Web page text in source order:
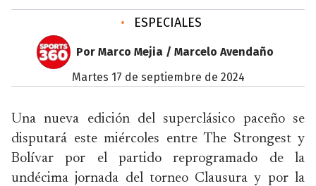
• ESPECIALES
Por Marco Mejia / Marcelo Avendaño
martes 17 de septiembre de 2024
Una nueva edición del superclásico paceño se
disputará este miércoles entre The Strongest y
Bolívar por el partido reprogramado de la
undécima jornada del torneo Clausura y por la